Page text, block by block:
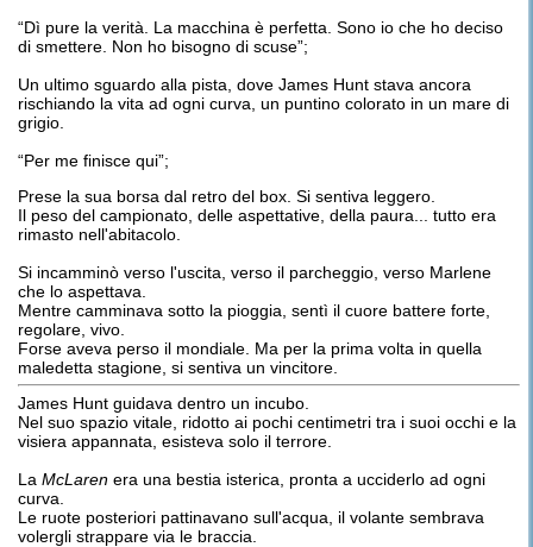
“Dì pure la verità. La macchina è perfetta. Sono io che ho deciso
di smettere. Non ho bisogno di scuse”;
Un ultimo sguardo alla pista, dove James Hunt stava ancora
rischiando la vita ad ogni curva, un puntino colorato in un mare di
grigio.
“Per me finisce qui”;
Prese la sua borsa dal retro del box. Si sentiva leggero.
Il peso del campionato, delle aspettative, della paura... tutto era
rimasto nell'abitacolo.
Si incamminò verso l'uscita, verso il parcheggio, verso Marlene
che lo aspettava.
Mentre camminava sotto la pioggia, sentì il cuore battere forte,
regolare, vivo.
Forse aveva perso il mondiale. Ma per la prima volta in quella
maledetta stagione, si sentiva un vincitore.
James Hunt guidava dentro un incubo.
Nel suo spazio vitale, ridotto ai pochi centimetri tra i suoi occhi e la
visiera appannata, esisteva solo il terrore.
La McLaren era una bestia isterica, pronta a ucciderlo ad ogni
curva.
Le ruote posteriori pattinavano sull'acqua, il volante sembrava
volergli strappare via le braccia.